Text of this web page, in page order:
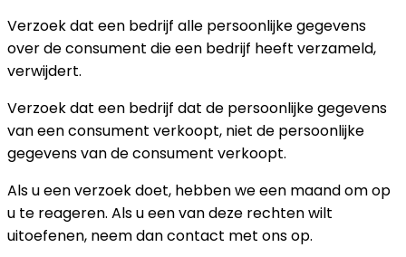
Verzoek dat een bedrijf alle persoonlijke gegevens
over de consument die een bedrijf heeft verzameld,
verwijdert.
Verzoek dat een bedrijf dat de persoonlijke gegevens
van een consument verkoopt, niet de persoonlijke
gegevens van de consument verkoopt.
Als u een verzoek doet, hebben we een maand om op
u te reageren. Als u een van deze rechten wilt
uitoefenen, neem dan contact met ons op.